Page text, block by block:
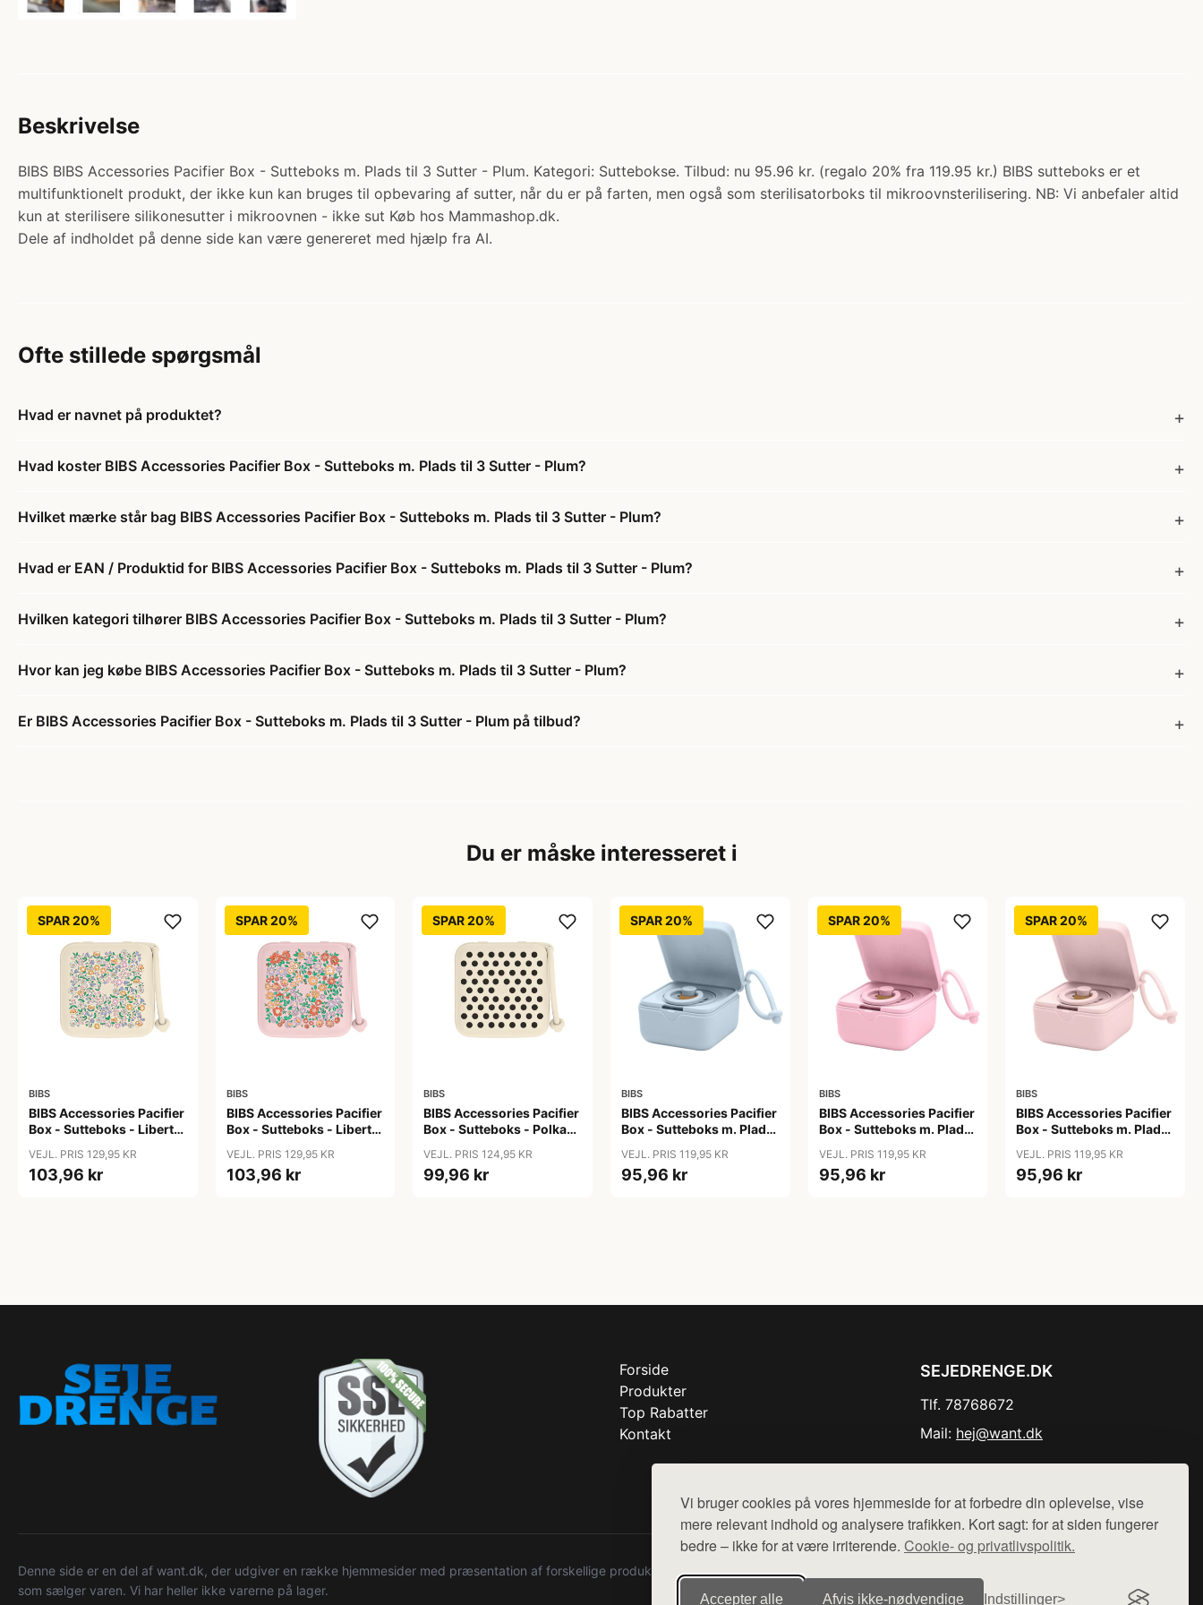
Vi bruger cookies på vores hjemmeside for at forbedre din oplevelse, vise
mere relevant indhold og analysere trafikken. Kort sagt: for at siden fungerer
bedre – ikke for at være irriterende. Cookie- og privatlivspolitik.
Accepter alle Afvis ikke‑nødvendige Indstillinger
Beskrivelse
BIBS BIBS Accessories Pacifier Box - Sutteboks m. Plads til 3 Sutter - Plum. Kategori: Suttebokse. Tilbud: nu 95.96 kr. (regalo 20% fra 119.95 kr.) BIBS sutteboks er et
multifunktionelt produkt, der ikke kun kan bruges til opbevaring af sutter, når du er på farten, men også som sterilisatorboks til mikroovnsterilisering. NB: Vi anbefaler altid
kun at sterilisere silikonesutter i mikroovnen - ikke sut Køb hos Mammashop.dk.
Dele af indholdet på denne side kan være genereret med hjælp fra AI.
Ofte stillede spørgsmål
Hvad er navnet på produktet?
Hvad koster BIBS Accessories Pacifier Box - Sutteboks m. Plads til 3 Sutter - Plum?
Hvilket mærke står bag BIBS Accessories Pacifier Box - Sutteboks m. Plads til 3 Sutter - Plum?
Hvad er EAN / Produktid for BIBS Accessories Pacifier Box - Sutteboks m. Plads til 3 Sutter - Plum?
Hvilken kategori tilhører BIBS Accessories Pacifier Box - Sutteboks m. Plads til 3 Sutter - Plum?
Hvor kan jeg købe BIBS Accessories Pacifier Box - Sutteboks m. Plads til 3 Sutter - Plum?
Er BIBS Accessories Pacifier Box - Sutteboks m. Plads til 3 Sutter - Plum på tilbud?
Du er måske interesseret i
SPAR 20%
BIBS
BIBS Accessories Pacifier
Box - Sutteboks - Liberty
VEJL. PRIS 129,95 KR
103,96 kr
SPAR 20%
BIBS
BIBS Accessories Pacifier
Box - Sutteboks - Liberty
Meadow/Blossom
VEJL. PRIS 129,95 KR
103,96 kr
SPAR 20%
BIBS
BIBS Accessories Pacifier
Box - Sutteboks - Polka
VEJL. PRIS 124,95 KR
99,96 kr
SPAR 20%
BIBS
BIBS Accessories Pacifier
Box - Sutteboks m. Plads
VEJL. PRIS 119,95 KR
95,96 kr
SPAR 20%
BIBS
BIBS Accessories Pacifier
Box - Sutteboks m. Plads
VEJL. PRIS 119,95 KR
95,96 kr
SPAR 20%
BIBS
BIBS Accessories Pacifier
Box - Sutteboks m. Plads
VEJL. PRIS 119,95 KR
95,96 kr
Forside
Produkter
Top Rabatter
Kontakt
SEJEDRENGE.DK
Tlf. 78768672
Mail: hej@want.dk
Denne side er en del af want.dk, der udgiver en række hjemmesider med præsentation af forskellige produkter fra diverse webshops. Der sælges ikke varer fra denne side - vi henviser til de shops,
som sælger varen. Vi har heller ikke varerne på lager.